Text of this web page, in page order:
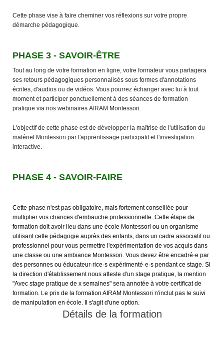
Cette phase vise à faire cheminer vos réflexions sur votre propre
démarche pédagogique.
PHASE 3 - SAVOIR-ÊTRE
Tout au long de votre formation en ligne, votre formateur vous partagera
ses retours pédagogiques personnalisés sous formes d'annotations
écrites, d'audios ou de vidéos. Vous pourrez échanger avec lui à tout
moment et participer ponctuellement à des séances de formation
pratique via nos webinaires AIRAM Montessori.
L'objectif de cette phase est de développer la maîtrise de l'utilisation du
matériel Montessori par l'apprentissage participatif et l'investigation
interactive.
PHASE 4 - SAVOIR-FAIRE
Cette phase n'est pas obligatoire, mais fortement conseillée pour
multiplier vos chances d'embauche professionnelle. Cette étape de
formation doit avoir lieu dans une école Montessori ou un organisme
utilisant cette pédagogie auprès des enfants, dans un cadre associatif ou
professionnel pour vous permettre l'expérimentation de vos acquis dans
une classe ou une ambiance Montessori. Vous devez être encadré·e par
des personnes ou éducateur·rice·s expérimenté·e·s pendant ce stage. Si
la direction d'établissement nous atteste d'un stage pratique, la mention
"Avec stage pratique de x semaines" sera annotée à votre certificat de
formation. Le prix de la formation AIRAM Montessori n'inclut pas le suivi
de manipulation en école. Il s'agit d'une option.
Détails de la formation